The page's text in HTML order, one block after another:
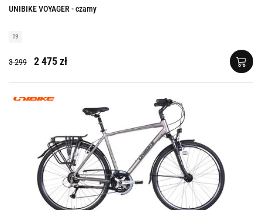
UNIBIKE VOYAGER - czarny
19
3 299 2 475 zł